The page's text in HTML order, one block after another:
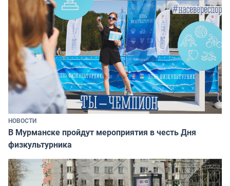
НОВОСТИ
В Мурманске пройдут мероприятия в честь Дня
физкультурника